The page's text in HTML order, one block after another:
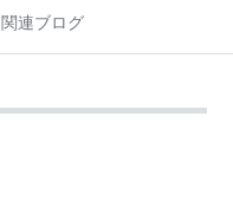
関連ブログ